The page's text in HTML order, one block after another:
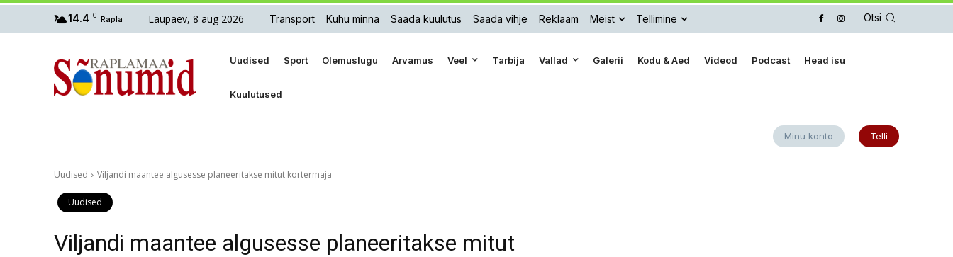
14.4 C Rapla Laupäev, 8 aug 2026 Transport Kuhu minna Saada kuulutus Saada vihje Reklaam Meist Tellimine Otsi
Uudised Sport Olemuslugu Arvamus Veel Tarbija Vallad Galerii Kodu & Aed Videod Podcast Head isu
Kuulutused
Minu konto Telli
Uudised Viljandi maantee algusesse planeeritakse mitut kortermaja
Uudised
Viljandi maantee algusesse planeeritakse mitut